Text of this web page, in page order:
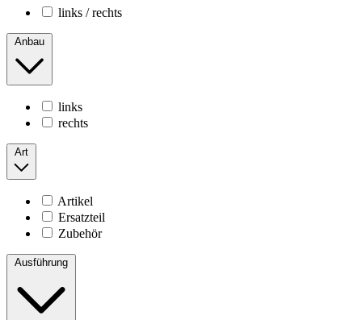
links / rechts
Anbau
links
rechts
Art
Artikel
Ersatzteil
Zubehör
Ausführung